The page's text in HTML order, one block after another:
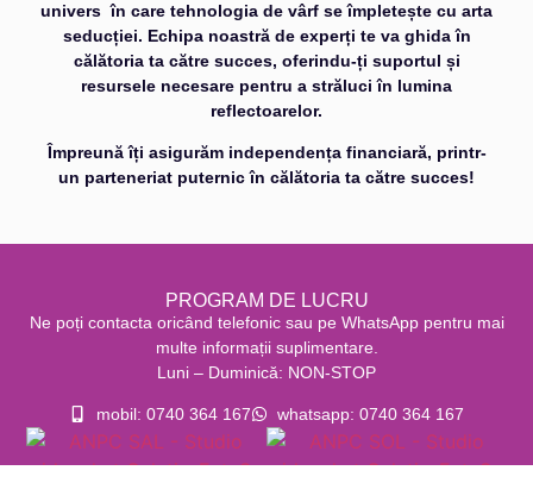
univers în care tehnologia de vârf se împletește cu arta
seducției. Echipa noastră de experți te va ghida în
călătoria ta către succes, oferindu-ți suportul și
resursele necesare pentru a străluci în lumina
reflectoarelor.
Împreună îți asigurăm independența financiară, printr-
un parteneriat puternic în călătoria ta către succes!
PROGRAM DE LUCRU
Ne poți contacta oricând telefonic sau pe WhatsApp pentru mai
multe informații suplimentare.
Luni – Duminică: NON-STOP
mobil: 0740 364 167 whatsapp: 0740 364 167